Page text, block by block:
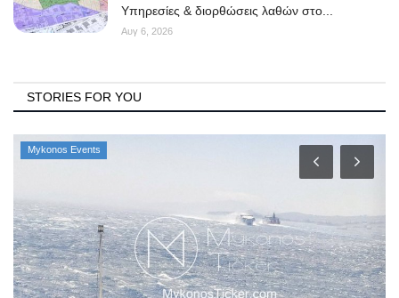
Υπηρεσίες & διορθώσεις λαθών στο...
Αυγ 6, 2026
STORIES FOR YOU
Mykonos Events